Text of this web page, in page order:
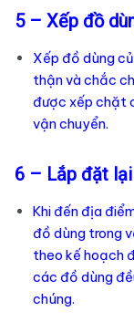
5 – Xếp đồ
Xếp đồ dùng
thận và chắc
được xếp chặt
vận chuyển.
6 – Lắp đặt
Khi đến địa
đồ dùng trong
theo kế hoạch
các đồ dùng
chúng.